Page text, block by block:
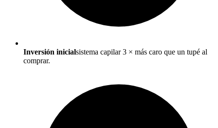
Inversión inicialsistema capilar 3 × más caro que un tupé al
comprar.